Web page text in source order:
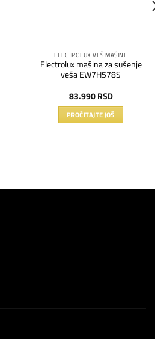
ELECTROLUX VEŠ MAŠINE
Electrolux mašina za sušenje
veša EW7H578S
83.990 RSD
PROČITAJTE JOŠ